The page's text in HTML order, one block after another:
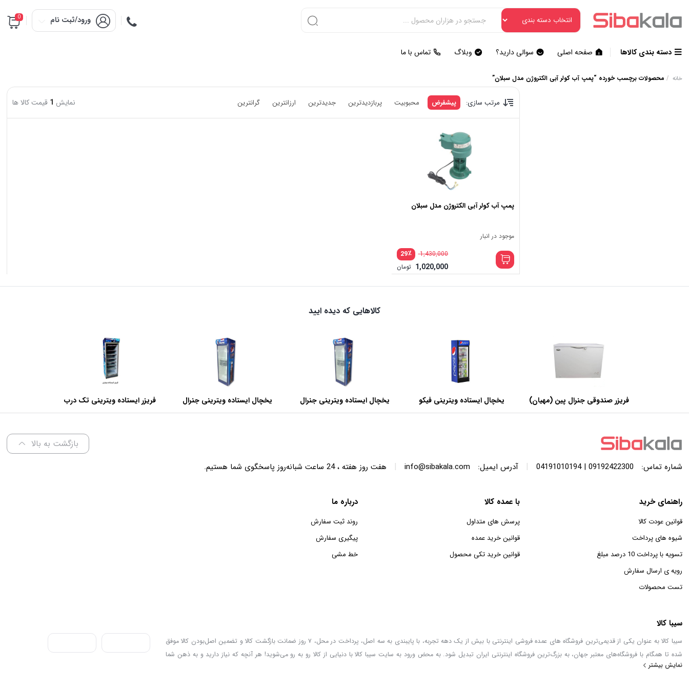
ورود/ثبت نام 0
دسته بندی کالاها صفحه اصلی سوالی دارید؟ وبلاگ تماس با ما
خانه / محصولات برچسب خورده “پمپ آب کولر آبی الکتروژن مدل سبلان”
مرتب سازی: پیشفرض محبوبیت پربازدیدترین جدیدترین ارزانترین گرانترین نمایش 1 قیمت کالا ها
پمپ آب کولر آبی الکتروژن مدل سبلان
موجود در انبار
٪29 1,430,000
1,020,000 تومان
کالاهایی که دیده ایید
فریزر صندوقی جنرال پین (مهیان)
با ظرفیت 440 لیتر
یخچال ایستاده ویترینی فیکو
عرض 60 سانتی متر
یخچال ایستاده ویترینی جنرال
عرض 60 سانتی متر
یخچال ایستاده ویترینی جنرال
عرض 70 سانتی متر
فریزر ایستاده ویترینی تک درب
عرض 70 سانتی متر
بازگشت به بالا
شماره تماس: 09192422300 | 04191010194
| آدرس ایمیل: info@sibakala.com
| هفت روز هفته ، 24 ساعت شبانه‌روز پاسخگوی شما هستیم.
راهنمای خرید
قوانین عودت کالا
شیوه های پرداخت
تسویه با پرداخت 10 درصد مبلغ
رویه ی ارسال سفارش
تست محصولات
با عمده کالا
پرسش های متداول
قوانین خرید عمده
قوانین خرید تکی محصول
درباره ما
روند ثبت سفارش
پیگیری سفارش
خط مشی
سیبا کالا
سیبا کالا به عنوان یکی از قدیمی‌ترین فروشگاه های عمده فروشی اینترنتی با بیش از یک دهه تجربه، با پایبندی به سه اصل، پرداخت در محل، ۷ روز ضمانت بازگشت کالا و تضمین اصل‌بودن کالا موفق
شده تا همگام با فروشگاه‌های معتبر جهان، به بزرگ‌ترین فروشگاه اینترنتی ایران تبدیل شود. به محض ورود به سایت سیبا کالا با دنیایی از کالا رو به رو می‌شوید! هر آنچه که نیاز دارید و به ذهن شما
خطور می‌کند در اینجا پیدا خواهید کرد.
نمایش بیشتر